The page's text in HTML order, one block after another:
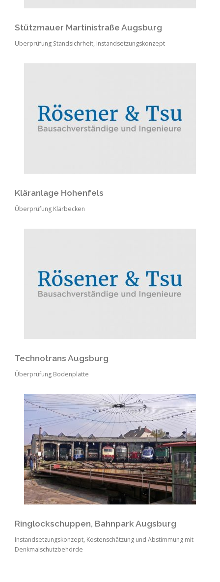
Stützmauer Martinistraße Augsburg
Überprüfung Standsichrheit, Instandsetzungskonzept
Kläranlage Hohenfels
Überprüfung Klärbecken
Technotrans Augsburg
Überprüfung Bodenplatte
Ringlockschuppen, Bahnpark Augsburg
Instandsetzungskonzept, Kostenschätzung und Abstimmung mit
Denkmalschutzbehörde